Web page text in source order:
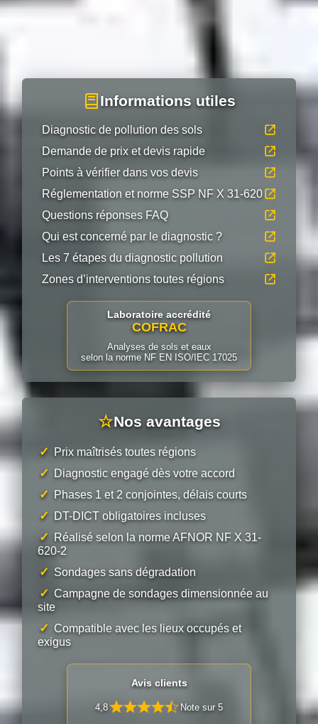
Informations utiles
Diagnostic de pollution des sols
Demande de prix et devis rapide
Points à vérifier dans vos devis
Réglementation et norme SSP NF X 31-620
Questions réponses FAQ
Qui est concerné par le diagnostic ?
Les 7 étapes du diagnostic pollution
Zones d’interventions toutes régions
Laboratoire accrédité
COFRAC
Analyses de sols et eaux
selon la norme NF EN ISO/IEC 17025
☆Nos avantages
✓ Prix maîtrisés toutes régions
✓ Diagnostic engagé dès votre accord
✓ Phases 1 et 2 conjointes, délais courts
✓ DT-DICT obligatoires incluses
✓
Réalisé selon la norme AFNOR NF X 31-
620-2
✓ Sondages sans dégradation
✓ Campagne de sondages dimensionnée au
site
✓ Compatible avec les lieux occupés et
exigus
Avis clients
4,8 Note sur 5